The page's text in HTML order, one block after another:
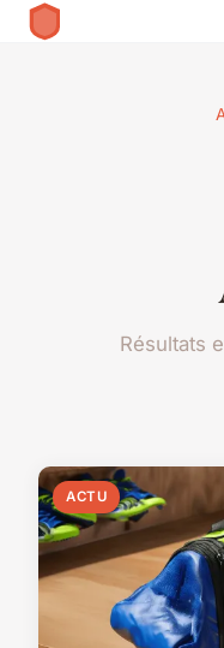
Résultats
ACTU